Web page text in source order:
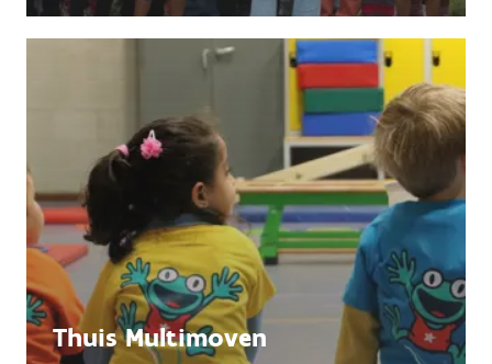
Thuis Multimoven